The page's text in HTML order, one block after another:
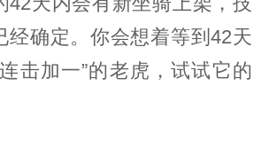
经确定。你会想着等到42天
击加一”的老虎，试试它的